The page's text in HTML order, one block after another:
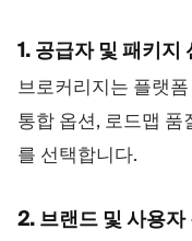
1. 공급자 및 패키지
브로커리지는 플랫
통합 옵션, 로드맵 품
를 선택합니다.
2. 브랜드 및 사용자